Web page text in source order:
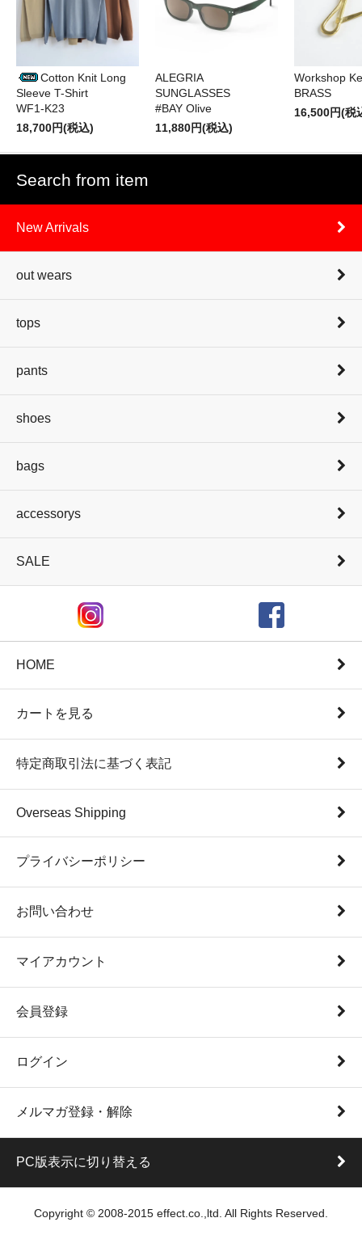
Cotton Knit Long
Sleeve T-Shirt
WF1-K23
18,700円(税込)
ALEGRIA
SUNGLASSES
#BAY Olive
11,880円(税込)
Workshop
BRASS
16,500円(税
Search from item
New Arrivals
out wears
tops
pants
shoes
bags
accessorys
SALE
HOME
カートを見る
特定商取引法に基づく表記
Overseas Shipping
プライバシーポリシー
お問い合わせ
マイアカウント
会員登録
ログイン
メルマガ登録・解除
PC版表示に切り替える
Copyright © 2008-2015 effect.co.,ltd. All Rights Reserved.